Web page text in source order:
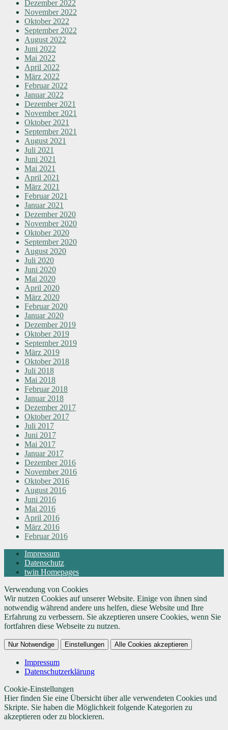
Dezember 2022
November 2022
Oktober 2022
September 2022
August 2022
Juni 2022
Mai 2022
April 2022
März 2022
Februar 2022
Januar 2022
Dezember 2021
November 2021
Oktober 2021
September 2021
August 2021
Juli 2021
Juni 2021
Mai 2021
April 2021
März 2021
Februar 2021
Januar 2021
Dezember 2020
November 2020
Oktober 2020
September 2020
August 2020
Juli 2020
Juni 2020
Mai 2020
April 2020
März 2020
Februar 2020
Januar 2020
Dezember 2019
Oktober 2019
September 2019
März 2019
Oktober 2018
Juli 2018
Mai 2018
Februar 2018
Januar 2018
Dezember 2017
Oktober 2017
Juli 2017
Juni 2017
Mai 2017
Januar 2017
Dezember 2016
November 2016
Oktober 2016
August 2016
Juni 2016
Mai 2016
April 2016
März 2016
Februar 2016
Impressum
Datenschutz
twin Homepages
Verwendung von Cookies
Wir nutzen Cookies auf unserer Website. Einige von ihnen sind
notwendig während andere uns helfen, diese Website und Ihre
Erfahrung zu verbessern. Sie akzeptieren unsere Cookies, wenn Sie
fortfahren diese Webseite zu nutzen.
Nur Notwendige Einstellungen Alle Cookies akzeptieren
Impressum
Datenschutzerklärung
Cookie-Einstellungen
Hier finden Sie eine Übersicht über alle verwendeten Cookies und
Skripte. Sie haben die Möglichkeit folgende Kategorien zu
akzeptieren oder zu blockieren.